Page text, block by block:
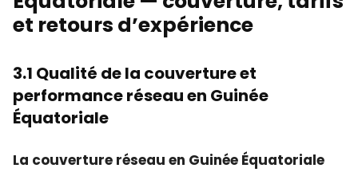
et retours d’expérience
3.1 Qualité de la couverture et
performance réseau en Guinée
Équatoriale
La couverture réseau en Guinée Équatoriale